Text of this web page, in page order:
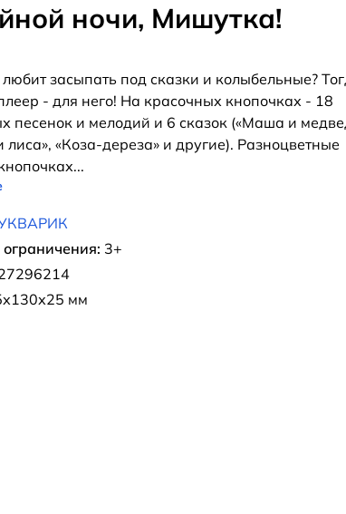
ночи, Мишутка!
засыпать под сказки и колыбельные?
- для него! На красочных кнопочках - 18
песенок и мелодий и 6 сказок («Маша и
лиса», «Коза-дереза» и другие). Разноцветные
...
3+
мм